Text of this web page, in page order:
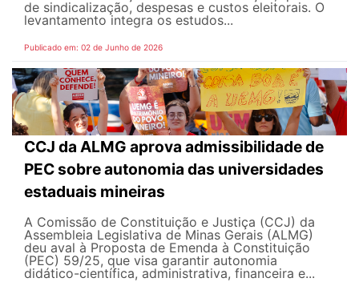
de sindicalização, despesas e custos eleitorais. O
levantamento integra os estudos...
Publicado em: 02 de Junho de 2026
CCJ da ALMG aprova admissibilidade de
PEC sobre autonomia das universidades
estaduais mineiras
A Comissão de Constituição e Justiça (CCJ) da
Assembleia Legislativa de Minas Gerais (ALMG)
deu aval à Proposta de Emenda à Constituição
(PEC) 59/25, que visa garantir autonomia
didático-científica, administrativa, financeira e...